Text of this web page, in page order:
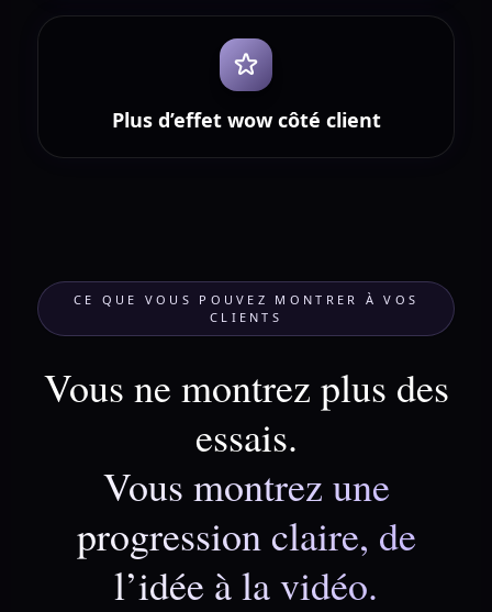
Plus d’effet wow côté client
CE QUE VOUS POUVEZ MONTRER À VOS
CLIENTS
Vous ne montrez plus des
essais.
Vous montrez une
progression claire, de
l’idée à la vidéo.